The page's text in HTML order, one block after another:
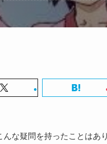
んな疑問を持ったことはあ